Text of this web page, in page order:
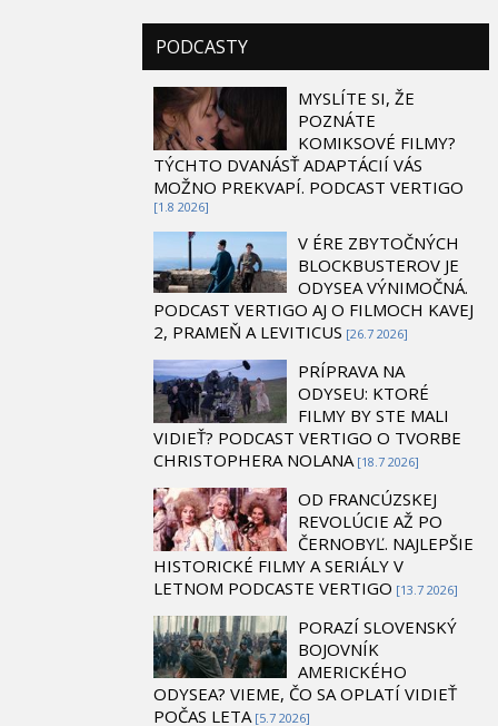
PODCASTY
MYSLÍTE SI, ŽE
POZNÁTE
KOMIKSOVÉ FILMY?
TÝCHTO DVANÁSŤ ADAPTÁCIÍ VÁS
MOŽNO PREKVAPÍ. PODCAST VERTIGO
[1.8 2026]
V ÉRE ZBYTOČNÝCH
BLOCKBUSTEROV JE
ODYSEA VÝNIMOČNÁ.
PODCAST VERTIGO AJ O FILMOCH KAVEJ
2, PRAMEŇ A LEVITICUS [26.7 2026]
PRÍPRAVA NA
ODYSEU: KTORÉ
FILMY BY STE MALI
VIDIEŤ? PODCAST VERTIGO O TVORBE
CHRISTOPHERA NOLANA [18.7 2026]
OD FRANCÚZSKEJ
REVOLÚCIE AŽ PO
ČERNOBYĽ. NAJLEPŠIE
HISTORICKÉ FILMY A SERIÁLY V
LETNOM PODCASTE VERTIGO [13.7 2026]
PORAZÍ SLOVENSKÝ
BOJOVNÍK
AMERICKÉHO
ODYSEA? VIEME, ČO SA OPLATÍ VIDIEŤ
POČAS LETA [5.7 2026]